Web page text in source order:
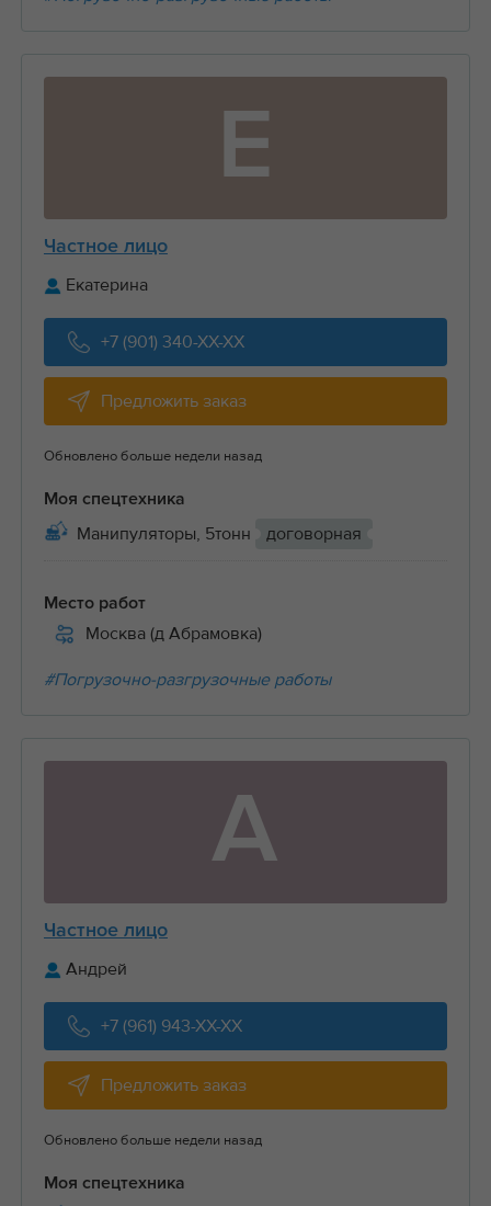
Е
Частное лицо
Екатерина
+7 (901) 340-XX-XX
Предложить заказ
Обновлено больше недели назад
Моя спецтехника
Манипуляторы, 5тонн договорная
Место работ
Москва (д Абрамовка)
#Погрузочно-разгрузочные работы
А
Частное лицо
Андрей
+7 (961) 943-XX-XX
Предложить заказ
Обновлено больше недели назад
Моя спецтехника